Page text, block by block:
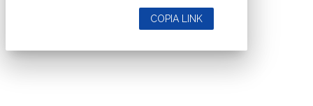
COPIA LINK